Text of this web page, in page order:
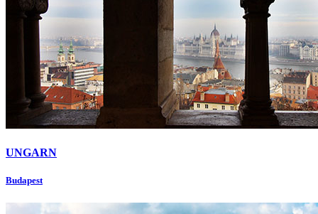
UNGARN
Budapest